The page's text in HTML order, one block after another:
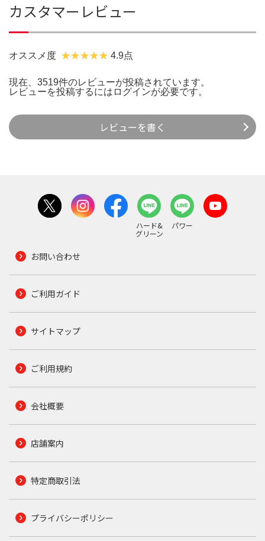
カスタマーレビュー
オススメ度 4.9点
現在、3519件のレビューが投稿されています。
レビューを投稿するには ログインが必要です。
レビューを書く
ハード&
グリーン
パワー
お問い合わせ
ご利用ガイド
サイトマップ
ご利用規約
会社概要
店舗案内
特定商取引法
プライバシーポリシー